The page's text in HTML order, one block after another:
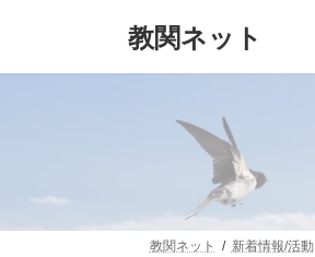
ン
ー
教関ネット
教関ネット 新着情報/活動